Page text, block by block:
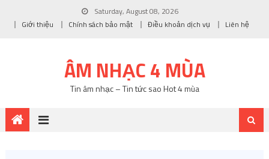
Saturday, August 08, 2026
Giới thiệu
Chính sách bảo mật Điều khoản dịch vụ Liên hệ
ÂM NHẠC 4 MÙA
Tin âm nhạc – Tin tức sao Hot 4 mùa